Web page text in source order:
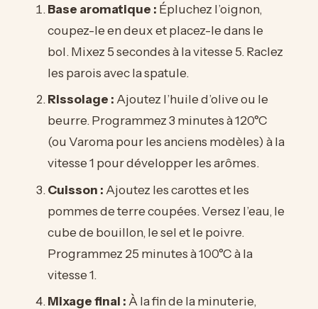
Base aromatique : Épluchez l’oignon,
coupez-le en deux et placez-le dans le
bol. Mixez 5 secondes à la vitesse 5. Raclez
les parois avec la spatule.
Rissolage :Ajoutez l’huile d’olive ou le
beurre. Programmez 3 minutes à 120°C
(ou Varoma pour les anciens modèles) à la
vitesse 1 pour développer les arômes.
Cuisson : Ajoutez les carottes et les
pommes de terre coupées. Versez l’eau, le
cube de bouillon, le sel et le poivre.
Programmez 25 minutes à 100°C à la
vitesse 1.
Mixage final : À la fin de la minuterie,